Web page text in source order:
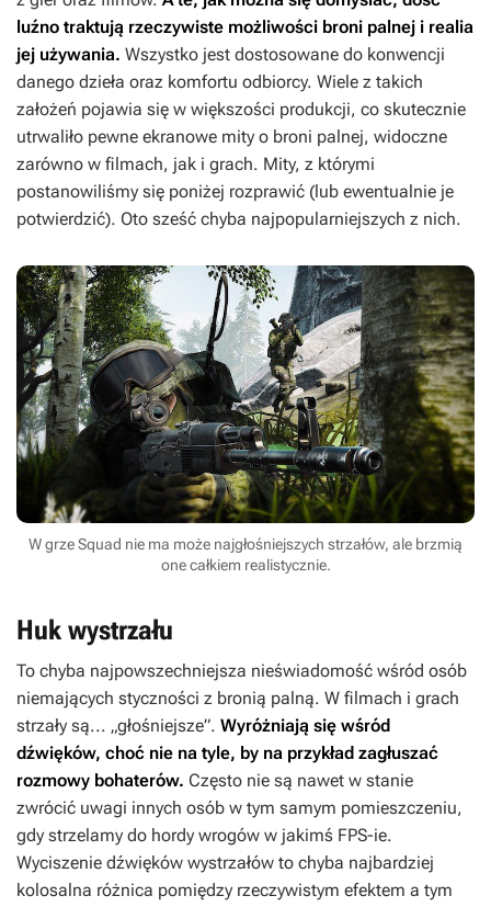
luźno traktują rzeczywiste możliwości broni palnej i realia
jej używania. Wszystko jest dostosowane do konwencji
danego dzieła oraz komfortu odbiorcy. Wiele z takich
założeń pojawia się w większości produkcji, co skutecznie
utrwaliło pewne ekranowe mity o broni palnej, widoczne
zarówno w filmach, jak i grach. Mity, z którymi
postanowiliśmy się poniżej rozprawić (lub ewentualnie je
potwierdzić). Oto sześć chyba najpopularniejszych z nich.
W grze Squad nie ma może najgłośniejszych strzałów, ale brzmią
one całkiem realistycznie.
Huk wystrzału
To chyba najpowszechniejsza nieświadomość wśród osób
niemających styczności z bronią palną. W filmach i grach
strzały są... „głośniejsze”. Wyróżniają się wśród
dźwięków, choć nie na tyle, by na przykład zagłuszać
rozmowy bohaterów. Często nie są nawet w stanie
zwrócić uwagi innych osób w tym samym pomieszczeniu,
gdy strzelamy do hordy wrogów w jakimś FPS-ie.
Wyciszenie dźwięków wystrzałów to chyba najbardziej
kolosalna różnica pomiędzy rzeczywistym efektem a tym